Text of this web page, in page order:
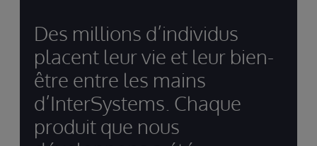
Des millions d’individus
placent leur vie et leur bien-
être entre les mains
d’InterSystems. Chaque
produit que nous